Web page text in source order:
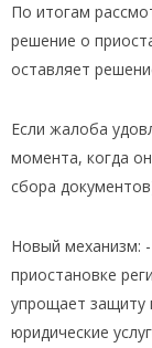
По итогам
решение о
оставляет
Если жалоба
момента, когда
сбора
Новый механизм:
приостановке
упрощает защиту
юридические